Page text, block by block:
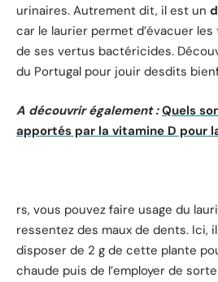
urinaires. Autrement dit, il est un
car le laurier permet d’évacuer les
de ses vertus bactéricides.
du Portugal pour jouir desdits
A découvrir également : Quels
apportés par la vitamine D pour
rs, vous pouvez faire usage du
ressentez des maux de dents. Ici,
disposer de 2 g de cette plante
chaude puis de l’employer de